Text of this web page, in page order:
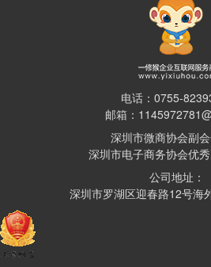
电话：0755-
邮箱：
深圳市微商协会副
深圳市电子商务协会优
公司地址：
深圳市罗湖区迎春路12号海